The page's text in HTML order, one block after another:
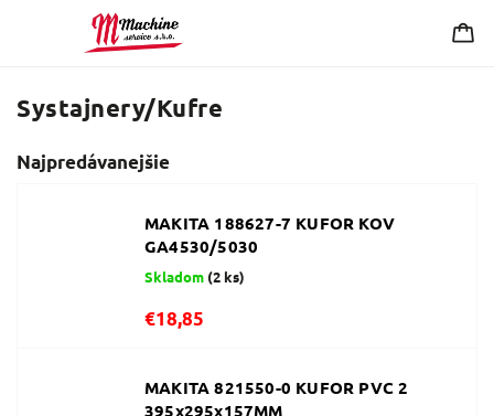
Systajnery/Kufre
Najpredávanejšie
MAKITA 188627-7 KUFOR KOV
GA4530/5030
Skladom (2 ks)
€18,85
MAKITA 821550-0 KUFOR PVC 2
395x295x157MM